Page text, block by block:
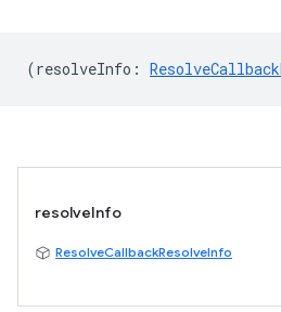
(resolveInfo :
resolveInfo
ResolveCallbackResolveInfo